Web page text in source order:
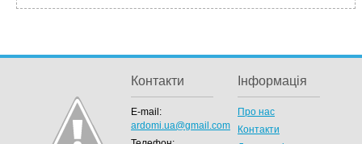
Контакти
E-mail:
ardomi.ua@gmail.com
Інформація
Про нас
Контакти